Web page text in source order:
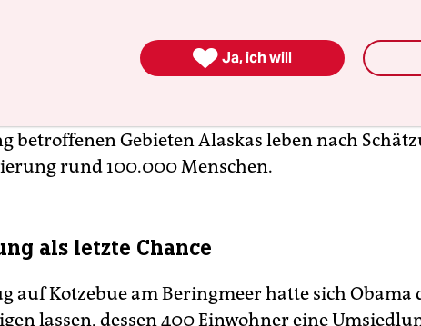
die Temperaturen in der Arktis stiegen doppelt
Teilen der Welt. Der Dauerfrostboden taue,
betroffenen Gebieten Alaskas leben nach
rund 100.000 Menschen.
als letzte Chance
auf Kotzebue am Beringmeer hatte sich Obama
lassen, dessen 400 Einwohner eine
 Ja, ich will